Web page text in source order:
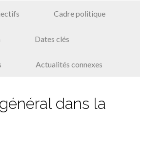
Cadre politique
Dates clés
Actualités connexes
dans la